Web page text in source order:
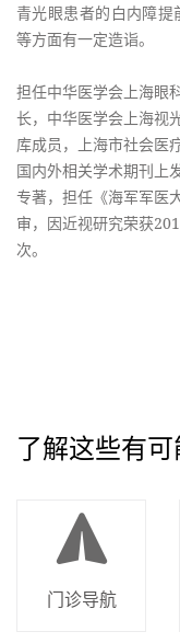
青光眼患者的白内障
等方面有一定造诣。
担任中华医学会上海眼
长，中华医学会上海视
库成员，上海市社会医
国内外相关学术期刊上
专著，担任《海军军医
审，因近视研究荣获
次。
了解这些有
门诊导航